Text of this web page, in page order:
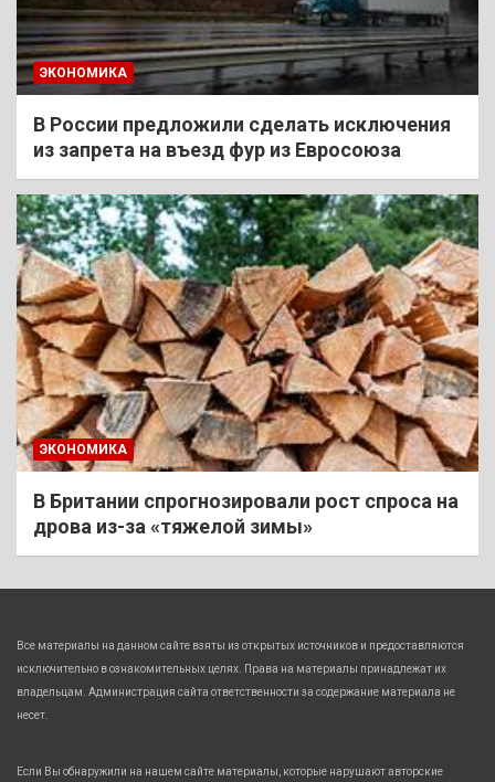
ЭКОНОМИКА
В России предложили сделать исключения
из запрета на въезд фур из Евросоюза
ЭКОНОМИКА
В Британии спрогнозировали рост спроса на
дрова из-за «тяжелой зимы»
Все материалы на данном сайте взяты из открытых источников и предоставляются
исключительно в ознакомительных целях. Права на материалы принадлежат их
владельцам. Администрация сайта ответственности за содержание материала не
несет.
Если Вы обнаружили на нашем сайте материалы, которые нарушают авторские